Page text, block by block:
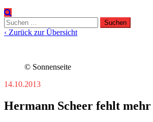
Suchen
nach:
‹ Zurück zur Übersicht
© Sonnenseite
14.10.2013
Hermann Scheer fehlt mehr